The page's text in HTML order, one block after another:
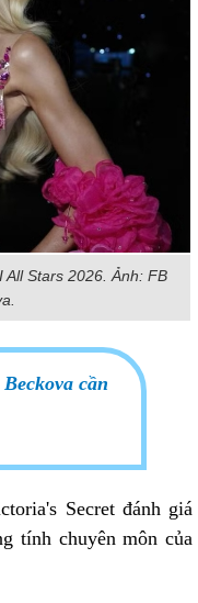
Stars 2026. Ảnh: FB
cần
Secret đánh giá
tính chuyên môn của